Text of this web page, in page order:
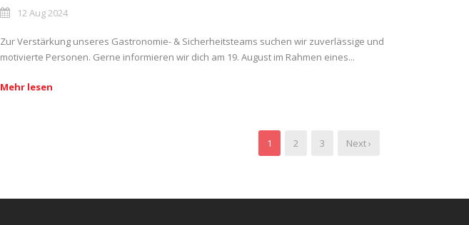
12 Aug 2024
Zur Verstärkung unseres Gastronomie- & Sicherheitsteams suchen wir zuverlässige und
motivierte Personen. Gerne informieren wir dich am 19. August im Rahmen eines...
Mehr lesen
1 2 3 Next ›